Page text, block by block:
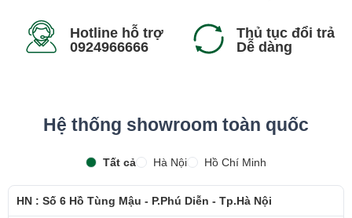
Hotline hỗ trợ
0924966666
Thủ tục đổi trả
Dễ dàng
Hệ thống showroom toàn quốc
Tất cả Hà Nội Hồ Chí Minh
HN : Số 6 Hồ Tùng Mậu - P.Phú Diễn - Tp.Hà Nội